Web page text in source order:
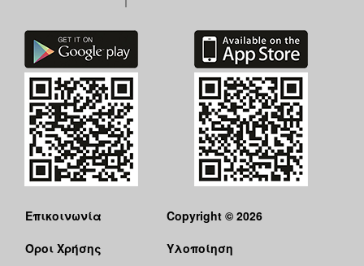
Επικοινωνία
Όροι Χρήσης
Copyright © 2026
Υλοποίηση